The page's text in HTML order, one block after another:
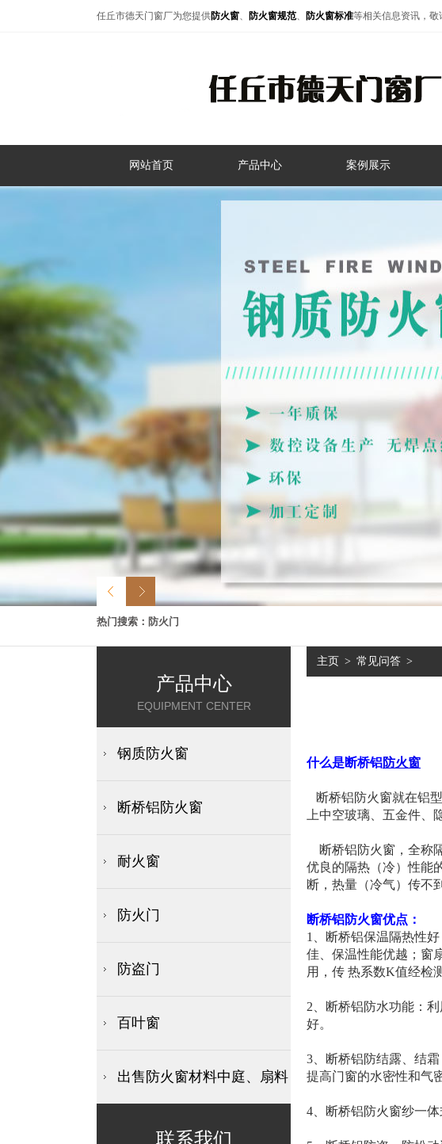
任丘市德天门窗厂为您提供防火窗、 防火窗规范、 防火窗标准等相关信息资讯，敬
网站首页 产品中心 案例展示
热门搜索： 防火门
产品中心
EQUIPMENT CENTER
钢质防火窗
断桥铝防火窗
耐火窗
防火门
防盗门
百叶窗
出售防火窗材料中庭、扇料
联系我们
主页 > 常见问答 >
什么是断桥铝防火窗
断桥铝防火窗就在铝
上中空玻璃、五金件
断桥铝防火窗，全称
优良的隔热（冷）性能
断，热量（冷气）传不
断桥铝防火窗优点：
1、断桥铝保温隔热性
佳、保温性能优越；窗
用，传 热系数K值经检
2、断桥铝防水功能：
好。
3、断桥铝防结露、结
提高门窗的水密性和气
4、断桥铝防火窗纱一